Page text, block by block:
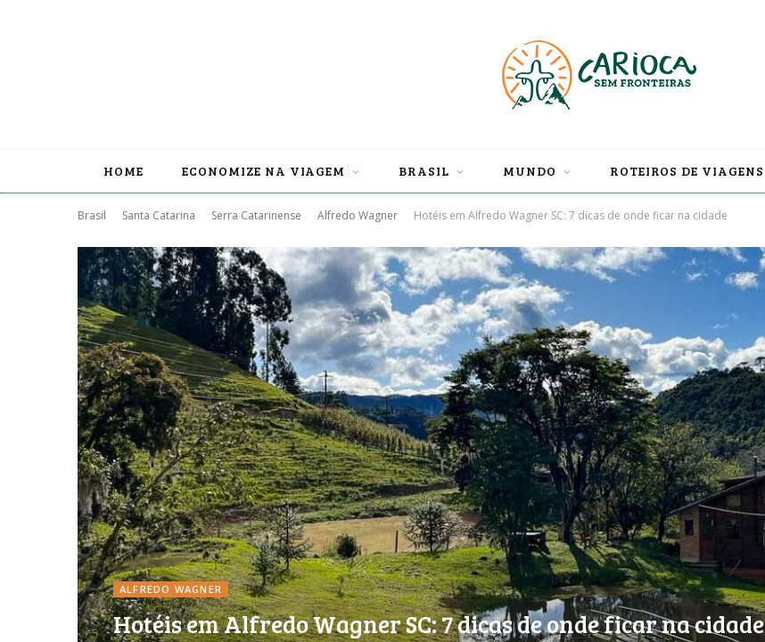
HOME ECONOMIZE NA VIAGEM BRASIL MUNDO ROTEIROS DE VIAGENS
Brasil Santa Catarina Serra Catarinense Alfredo Wagner Hotéis em Alfredo Wagner SC: 7 dicas de onde ficar na cidade
ALFREDO WAGNER
Hotéis em Alfredo Wagner SC: 7 dicas de onde ficar na cidade